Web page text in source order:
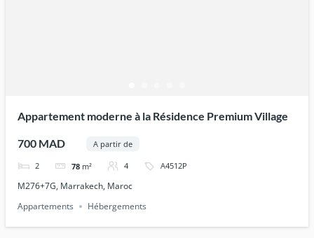
Appartement moderne à la Résidence Premium Village
700 MAD A partir de
2 78 m² 4 A4512P
M276+7G, Marrakech, Maroc
Appartements
Hébergements